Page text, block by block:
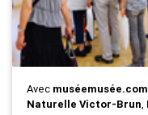
Avec muséemusée.com
Naturelle Victor-Brun,